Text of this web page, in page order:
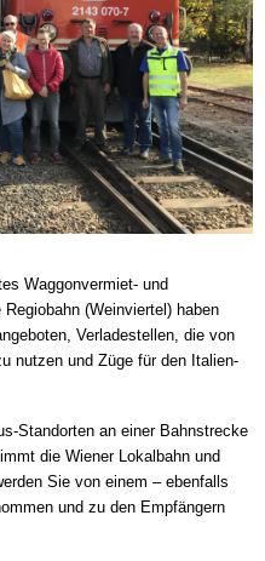
Waggonvermiet- und
(Weinviertel) haben
Verladestellen, die von
nutzen und Züge für den Italien-
Standorten an einer Bahnstrecke
die Wiener Lokalbahn und
Sie von einem – ebenfalls
und zu den Empfängern